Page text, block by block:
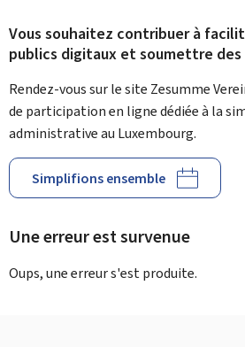
Vous souhaitez contribuer à
publics digitaux et soumettre des
Rendez-vous sur le site Zesumme
de participation en ligne dédiée à la
administrative au Luxembourg.
Simplifions ensemble
Une erreur est survenue
Oups, une erreur s'est produite.